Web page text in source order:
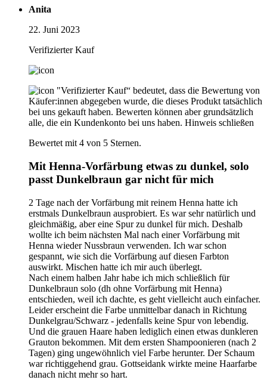
Anita
22. Juni 2023
Verifizierter Kauf
"Verifizierter Kauf“ bedeutet, dass die Bewertung von
Käufer:innen abgegeben wurde, die dieses Produkt tatsächlich
bei uns gekauft haben. Bewerten können aber grundsätzlich
alle, die ein Kundenkonto bei uns haben. Hinweis schließen
Bewertet mit 4 von 5 Sternen.
Mit Henna-Vorfärbung etwas zu dunkel, solo
passt Dunkelbraun gar nicht für mich
2 Tage nach der Vorfärbung mit reinem Henna hatte ich
erstmals Dunkelbraun ausprobiert. Es war sehr natürlich und
gleichmäßig, aber eine Spur zu dunkel für mich. Deshalb
wollte ich beim nächsten Mal nach einer Vorfärbung mit
Henna wieder Nussbraun verwenden. Ich war schon
gespannt, wie sich die Vorfärbung auf diesen Farbton
auswirkt. Mischen hatte ich mir auch überlegt.
Nach einem halben Jahr habe ich mich schließlich für
Dunkelbraun solo (dh ohne Vorfärbung mit Henna)
entschieden, weil ich dachte, es geht vielleicht auch einfacher.
Leider erscheint die Farbe unmittelbar danach in Richtung
Dunkelgrau/Schwarz - jedenfalls keine Spur von lebendig.
Und die grauen Haare haben lediglich einen etwas dunkleren
Grauton bekommen. Mit dem ersten Shampoonieren (nach 2
Tagen) ging ungewöhnlich viel Farbe herunter. Der Schaum
war richtiggehend grau. Gottseidank wirkte meine Haarfarbe
danach nicht mehr so hart.